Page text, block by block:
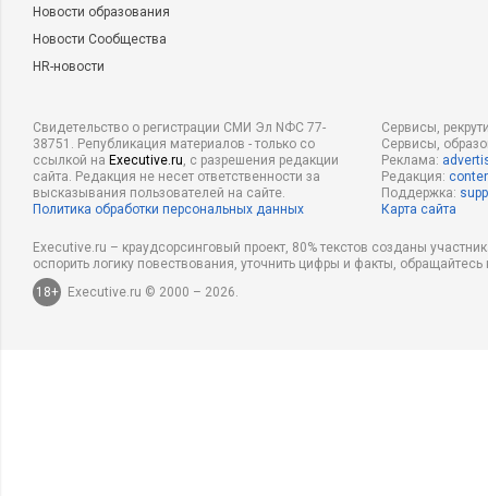
Новости образования
Новости Сообщества
HR-новости
Свидетельство о регистрации СМИ Эл NФС 77-
38751. Републикация материалов - только со
ссылкой на Executive.ru, с разрешения редакции
сайта. Редакция не несет ответственности за
высказывания пользователей на сайте.
Политика обработки персональных данных
Сервисы,
Сервисы,
Реклама:
Редакция:
Поддержка:
Карта сайта
Executive.ru – краудсорсинговый проект, 80% текстов созданы
оспорить логику повествования, уточнить цифры и факты,
18+
Executive.ru © 2000 – 2026.